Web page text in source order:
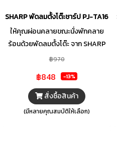
SHARP พัดลมตั้งโต๊ะชาร์ป PJ-TA165
ให้คุณผ่อนคลายขณะนั่งพักคลาย
ร้อนด้วยพัดลมตั้งโต๊ะ จาก SHARP
ที่มาพร้อมใบพัดขนาด 16 นิ้ว จำนวน 3
ถึง อีกทั้งยังออกแบบตะแกรงหน้า-
หลังให้มีความถี่เป็นพิเศษ รวมถึงฐาน
พัดลมโค้งมน ตอบโจทย์ความทัน
฿970
฿848 -13%
สั่งซื้อสินค้า
(มีหลายคุณสมบัติให้เลือก)